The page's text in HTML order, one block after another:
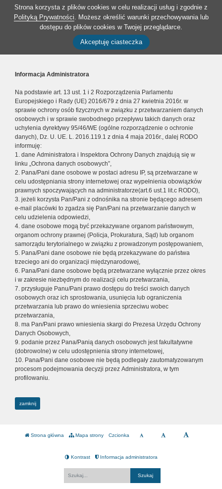
Strona korzysta z plików cookies w celu realizacji usług i zgodnie z
Polityką Prywatności. Możesz określić warunki przechowywania lub
dostępu do plików cookies w Twojej przeglądarce.
Akceptuję ciasteczka
Informacja Administratora
Na podstawie art. 13 ust. 1 i 2 Rozporządzenia Parlamentu
Europejskiego i Rady (UE) 2016/679 z dnia 27 kwietnia 2016r. w
sprawie ochrony osób fizycznych w związku z przetwarzaniem danych
osobowych i w sprawie swobodnego przepływu takich danych oraz
uchylenia dyrektywy 95/46/WE (ogólne rozporządzenie o ochronie
danych), Dz. U. UE. L. 2016.119.1 z dnia 4 maja 2016r., dalej RODO
informuję:
1. dane Administratora i Inspektora Ochrony Danych znajdują się w
linku „Ochrona danych osobowych”,
2. Pana/Pani dane osobowe w postaci adresu IP, są przetwarzane w
celu udostępniania strony internetowej oraz wypełnienia obowiązków
prawnych spoczywających na administratorze(art.6 ust.1 lit.c RODO),
3. jeżeli korzysta Pan/Pani z odnośnika na stronie będącego adresem
e-mail placówki to zgadza się Pan/Pani na przetwarzanie danych w
celu udzielenia odpowiedzi,
4. dane osobowe mogą być przekazywane organom państwowym,
organom ochrony prawnej (Policja, Prokuratura, Sąd) lub organom
samorządu terytorialnego w związku z prowadzonym postępowaniem,
5. Pana/Pani dane osobowe nie będą przekazywane do państwa
trzeciego ani do organizacji międzynarodowej,
6. Pana/Pani dane osobowe będą przetwarzane wyłącznie przez okres
i w zakresie niezbędnym do realizacji celu przetwarzania,
7. przysługuje Panu/Pani prawo dostępu do treści swoich danych
osobowych oraz ich sprostowania, usunięcia lub ograniczenia
przetwarzania lub prawo do wniesienia sprzeciwu wobec
przetwarzania,
8. ma Pan/Pani prawo wniesienia skargi do Prezesa Urzędu Ochrony
Danych Osobowych,
9. podanie przez Pana/Panią danych osobowych jest fakultatywne
(dobrowolne) w celu udostępnienia strony internetowej,
10. Pana/Pani dane osobowe nie będą podlegały zautomatyzowanym
procesom podejmowania decyzji przez Administratora, w tym
profilowaniu.
zamknij
Strona główna Mapa strony Czcionka
Kontrast Informacja administratora